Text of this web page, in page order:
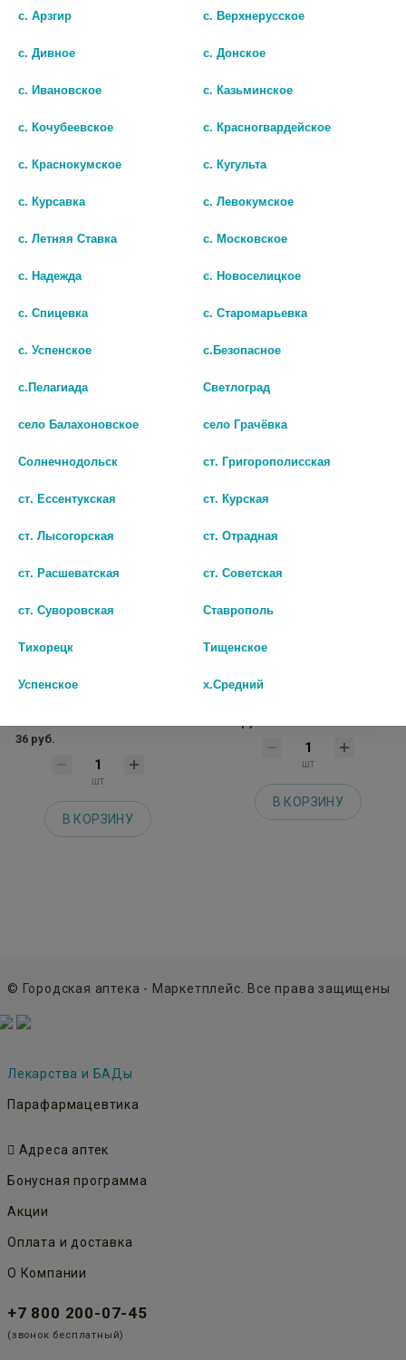
ГОЛДЛАЙН 10МГ. №30 КАПС. /
ИЗВАРИНО/
2 038 руб.
В КОРЗИНУ
КАФФЕТИН ЛАЙТ №12 ТАБ.
ФАРМСТАНДАРТ ЛЕКСРЕДСТВА/
36 руб.
шт
В КОРЗИНУ
ОРГАНИКА/
шт
В КОРЗИНУ
© Городская аптека - Маркетплейс. Все права защищены
Лекарства и БАДы
Парафармацевтика
Адреса аптек
Бонусная программа
Акции
Оплата и доставка
О Компании
+7 800 200-07-45
(звонок бесплатный)
с. Арзгир с. Верхнерусское
с. Дивное с. Донское
с. Ивановское с. Казьминское
с. Кочубеевское с. Красногвардейское
с. Краснокумское с. Кугульта
с. Курсавка с. Левокумское
с. Летняя Ставка с. Московское
с. Надежда с. Новоселицкое
с. Спицевка с. Старомарьевка
с. Успенское с.Безопасное
с.Пелагиада Светлоград
село Балахоновское село Грачёвка
Солнечнодольск ст. Григорополисская
ст. Ессентукская ст. Курская
ст. Лысогорская ст. Отрадная
ст. Расшеватская ст. Советская
ст. Суворовская Ставрополь
Тихорецк Тищенское
Успенское х.Средний